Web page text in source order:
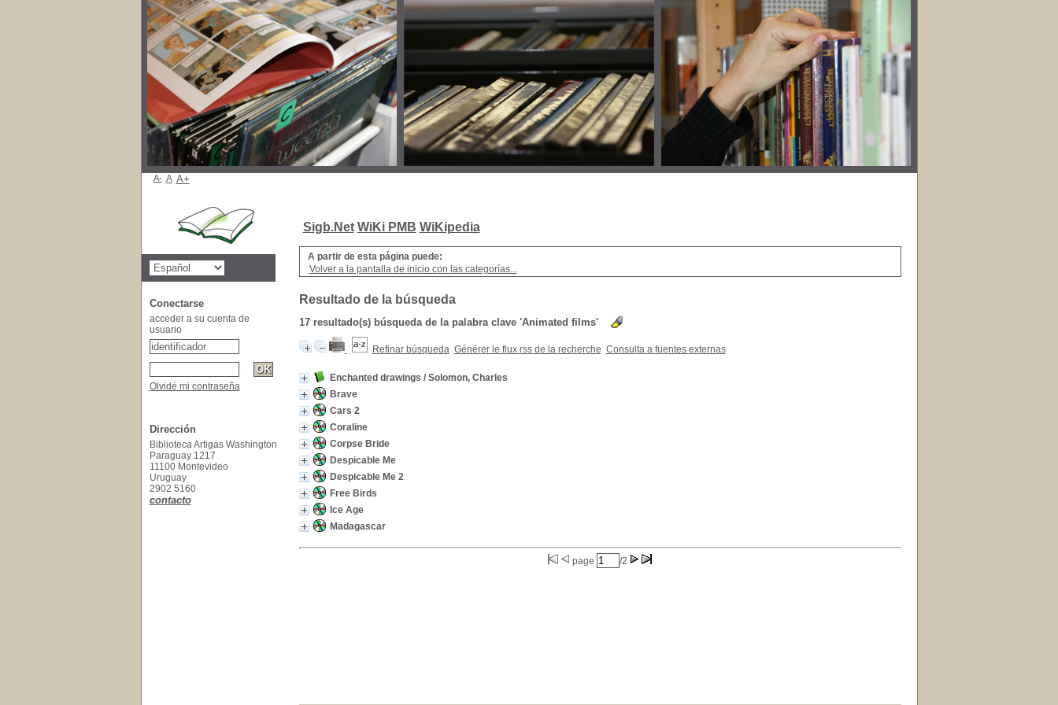
Sigb.Net WiKi PMB WiKipedia
A partir de esta página puede:
Volver a la pantalla de inicio con las categorías...
Resultado de la búsqueda
17 resultado(s) búsqueda de la palabra clave 'Animated films'
Refinar búsqueda Générer le flux rss de la recherche Consulta a fuentes externas
Enchanted drawings / Solomon, Charles
Brave
Cars 2
Coraline
Corpse Bride
Despicable Me
Despicable Me 2
Free Birds
Ice Age
Madagascar
page /2
A- A A+
Conectarse
acceder a su cuenta de
usuario
Olvidé mi contraseña
Dirección
Biblioteca Artigas Washington
Paraguay 1217
11100 Montevideo
Uruguay
2902 5160
contacto